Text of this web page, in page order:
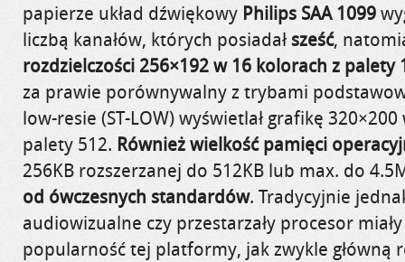
papierze układ dźwiękowy Philips SAA 1099
liczbą kanałów, których posiadałsześć,
rozdzielczości 256×192 w 16 kolorach z palety
za prawie porównywalny z trybami
low-resie (ST-LOW) wyświetlał grafikę
palety 512. Również wielkość pamięci
256KB rozszerzanej do 512KB lub max. do
od ówczesnych standardów. Tradycyjnie
audiowizualne czy przestarzały procesor
popularność tej platformy, jak zwykle główną